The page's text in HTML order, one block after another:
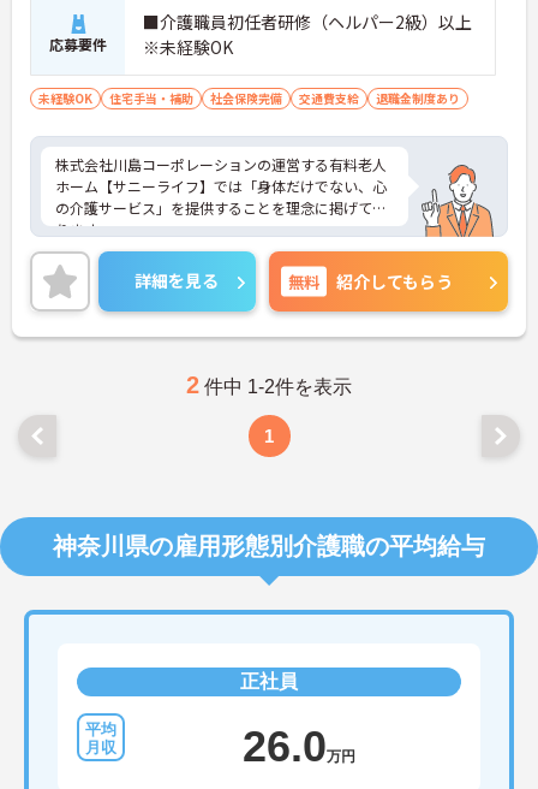
応募要件
■介護職員初任者研修（ヘルパー2級）以上
※未経験OK
未経験OK 住宅手当・補助 社会保険完備 交通費支給 退職金制度あり
株式会社川島コーポレーションの運営する有料老人
ホーム【サニーライフ】では「身体だけでない、心
の介護サービス」を提供することを理念に掲げてお
ります。
全国展開している企業のノウハウやフォロー体制は
未経験の方にも安心してお仕事をしていただける環
境です。
ご興味のある方は、さらに詳細をお話しますのでお
気軽にご相談ください。
詳細を見る 無料 紹介してもらう
2 件中 1-2件を表示
1
神奈川県の雇用形態別介護職の平均給与
正社員
26.0万円